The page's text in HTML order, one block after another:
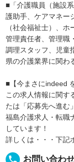
■「介護職員（施設
護助手、ケアマネー
（社会福祉士）、
管理責任者、管理職
調理スタッフ、児童
県の介護業界に関わ
■【今まさにindeed
この求人情報に関す
たは「応募先へ進む
福島介護求人・転職
しています！
詳しくは・・・下記
local_phone お問い合わ